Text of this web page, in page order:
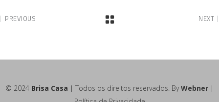
PREVIOUS NEXT
© 2024 Brisa Casa | Todos os direitos reservados. ByWebner |